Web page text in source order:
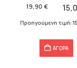
19,90 €
was:
19,90 €.
τιμή
είναι:
Προηγούμενη τιμή:
ΑΓΟΡΑ